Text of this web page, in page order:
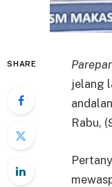
SHARE
jelang
Rabu, (